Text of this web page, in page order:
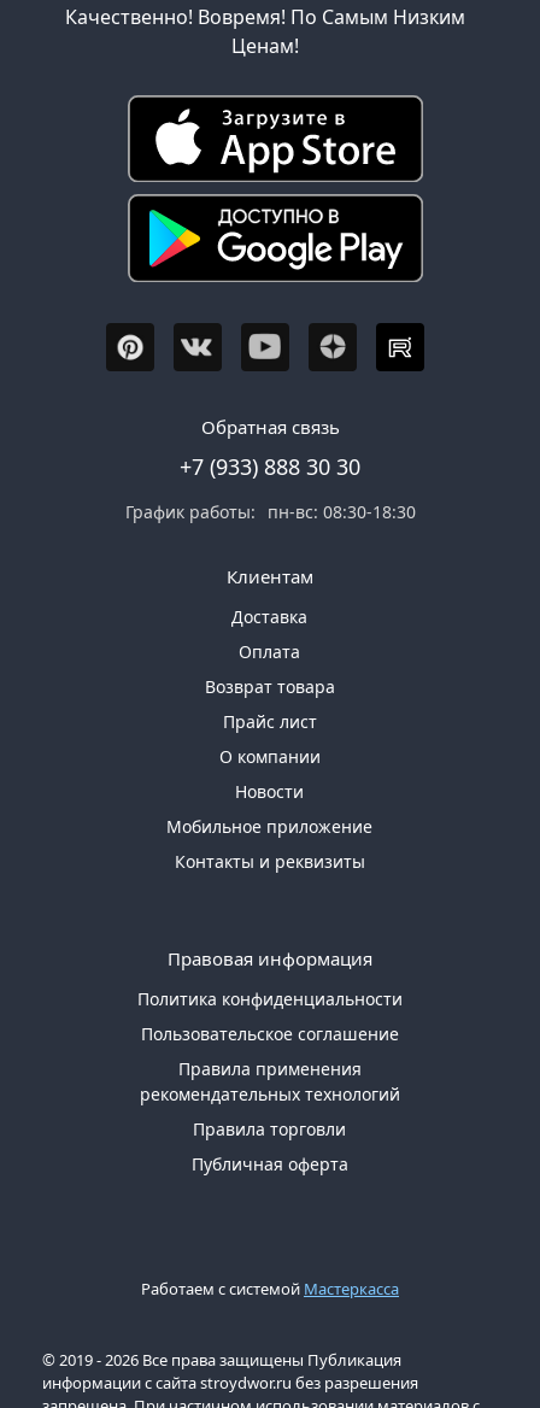
Качественно! Вовремя! По Самым Низким
Ценам!
Обратная связь
+7 (933) 888 30 30
График работы: пн-вс: 08:30-18:30
Клиентам
Доставка
Оплата
Возврат товара
Прайс лист
О компании
Новости
Мобильное приложение
Контакты и реквизиты
Правовая информация
Политика конфиденциальности
Пользовательское соглашение
Правила применения
рекомендательных технологий
Правила торговли
Публичная оферта
Работаем с системой Мастеркасса
© 2019 - 2026 Все права защищены Публикация
информации с сайта stroydwor.ru без разрешения